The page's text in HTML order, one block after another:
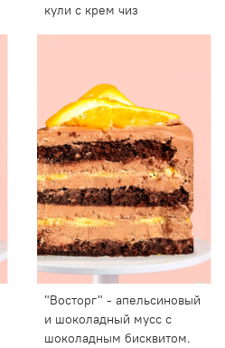
кули с крем чиз
"Восторг" - апельсиновый
и шоколадный мусс с
шоколадным бисквитом.